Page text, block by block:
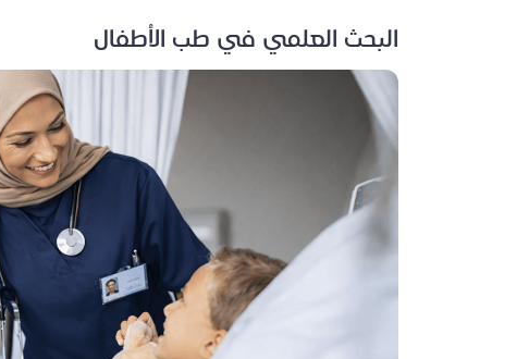
البحث العلمي في طب الأطفال